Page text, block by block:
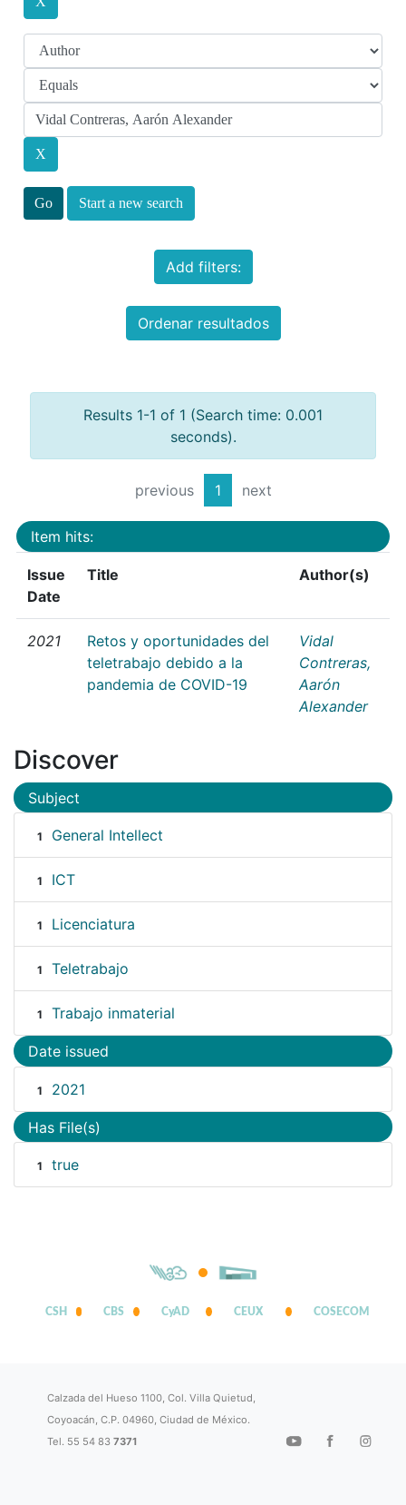
Start a new search
Add filters:
Ordenar resultados
Results 1-1 of 1 (Search time: 0.001
seconds).
previous 1 next
Item hits:
Issue
Date
Title Author(s)
2021
Retos y oportunidades del
teletrabajo debido a la
pandemia de COVID-19
Vidal
Contreras,
Aarón
Alexander
Discover
Subject
1 General Intellect
1 ICT
1 Licenciatura
1 Teletrabajo
1 Trabajo inmaterial
Date issued
1 2021
Has File(s)
1 true
CSH CBS CyAD CEUX COSECOM
Calzada del Hueso 1100, Col. Villa Quietud,
Coyoacán, C.P. 04960, Ciudad de México.
Tel. 55 54 837371